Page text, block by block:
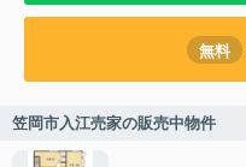
無料
笠岡市入江売家の販売中物件